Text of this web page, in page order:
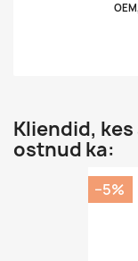
Kliendid,
ostnud ka:
−5%